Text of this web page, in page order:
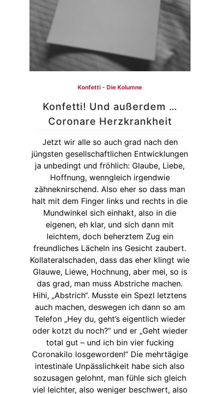
Konfetti - Die Kolumne
Konfetti! Und außerdem …
Coronare Herzkrankheit
Jetzt wir alle so auch grad nach den
jüngsten gesellschaftlichen Entwicklungen
ja unbedingt und fröhlich: Glaube, Liebe,
Hoffnung, wenngleich irgendwie
zähneknirschend. Also eher so dass man
halt mit dem Finger links und rechts in die
Mundwinkel sich einhakt, also in die
eigenen, eh klar, und sich dann mit
leichtem, doch beherztem Zug ein
freundliches Lächeln ins Gesicht zaubert.
Kollateralschaden, dass das eher klingt wie
Glauwe, Liewe, Hochnung, aber mei, so is
das grad, man muss Abstriche machen.
Hihi, „Abstrich“. Musste ein Spezl letztens
auch machen, deswegen ich dann so am
Telefon „Hey du, geht’s eigentlich wieder
oder kotzt du noch?“ und er „Geht wieder
total gut – und ich bin vier fucking
Coronakilo losgeworden!“ Die mehrtägige
intestinale Unpässlichkeit habe sich also
sozusagen gelohnt, man fühle sich gleich
viel leichter, also weniger beschwert, also